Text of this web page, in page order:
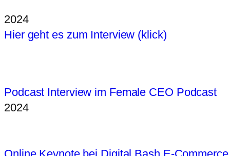
2024
Hier geht es zum Interview (klick)
Podcast Interview im Female CEO Podcast
2024